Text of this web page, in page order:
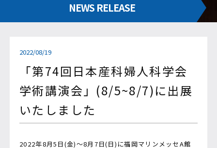
NEWS RELEASE
2022/08/19
「第74回日本産科婦人科学会
学術講演会」(8/5~8/7)に出展
いたしました
2022年8月5日(金)～8月7日(日)に福岡マリンメッセA館